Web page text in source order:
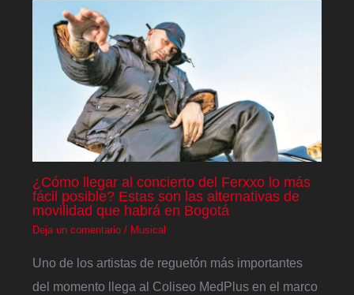
¿Cómo llegar al concierto del Ferxxo lo más
fácil posible? Estas son las alternativas de
movilidad que habrá en Bogotá
Deja un comentario / Musical
Uno de los artistas de reguetón más importantes
del momento llega al Coliseo MedPlus en el marco